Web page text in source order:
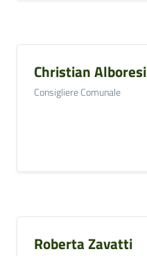
Christian Alboresi
Consigliere Comunale
Roberta Zavatti